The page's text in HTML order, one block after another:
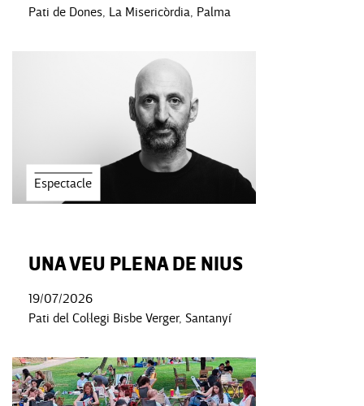
Pati de Dones, La Misericòrdia, Palma
Espectacle
UNA VEU PLENA DE NIUS
19/07/2026
Pati del Col·legi Bisbe Verger, Santanyí